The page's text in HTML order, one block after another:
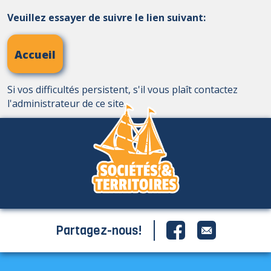
Veuillez essayer de suivre le lien suivant:
Accueil
Si vos difficultés persistent, s'il vous plaît contactez
l'administrateur de ce site.
Partagez-nous!